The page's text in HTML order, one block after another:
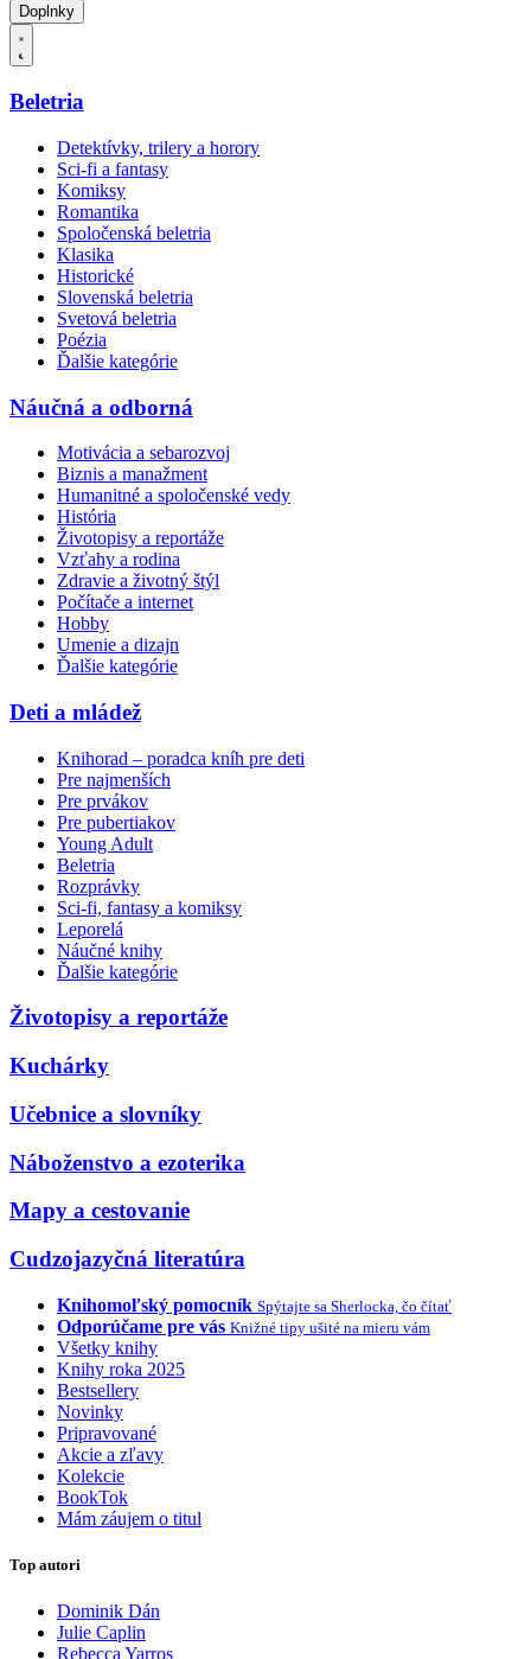
Doplnky
Beletria
Detektívky, trilery a horory
Sci-fi a fantasy
Komiksy
Romantika
Spoločenská beletria
Klasika
Historické
Slovenská beletria
Svetová beletria
Poézia
Ďalšie kategórie
Náučná a odborná
Motivácia a sebarozvoj
Biznis a manažment
Humanitné a spoločenské vedy
História
Životopisy a reportáže
Vzťahy a rodina
Zdravie a životný štýl
Počítače a internet
Hobby
Umenie a dizajn
Ďalšie kategórie
Deti a mládež
Knihorad – poradca kníh pre deti
Pre najmenších
Pre prvákov
Pre pubertiakov
Young Adult
Beletria
Rozprávky
Sci-fi, fantasy a komiksy
Leporelá
Náučné knihy
Ďalšie kategórie
Životopisy a reportáže
Kuchárky
Učebnice a slovníky
Náboženstvo a ezoterika
Mapy a cestovanie
Cudzojazyčná literatúra
Knihomoľský pomocník Spýtajte sa Sherlocka, čo čítať
Odporúčame pre vás Knižné tipy ušité na mieru vám
Všetky knihy
Knihy roka 2025
Bestsellery
Novinky
Pripravované
Akcie a zľavy
Kolekcie
BookTok
Mám záujem o titul
Top autori
Dominik Dán
Julie Caplin
Rebecca Yarros